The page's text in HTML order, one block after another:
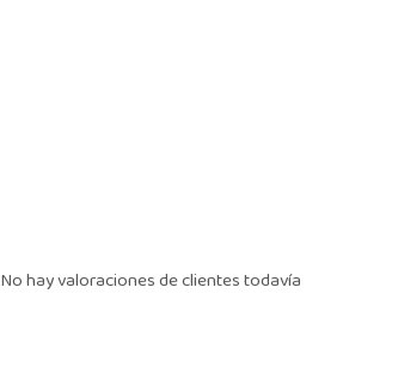
No hay valoraciones de clientes todavía